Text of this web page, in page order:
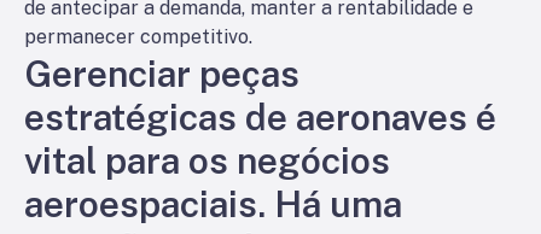
de antecipar a demanda, manter a rentabilidade e
permanecer competitivo.
Gerenciar peças
estratégicas de aeronaves é
vital para os negócios
aeroespaciais. Há uma